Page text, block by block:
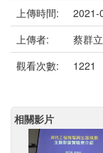
上傳時間:
2021-
上傳者:
蔡群立
觀看次數:
1221
相關影片